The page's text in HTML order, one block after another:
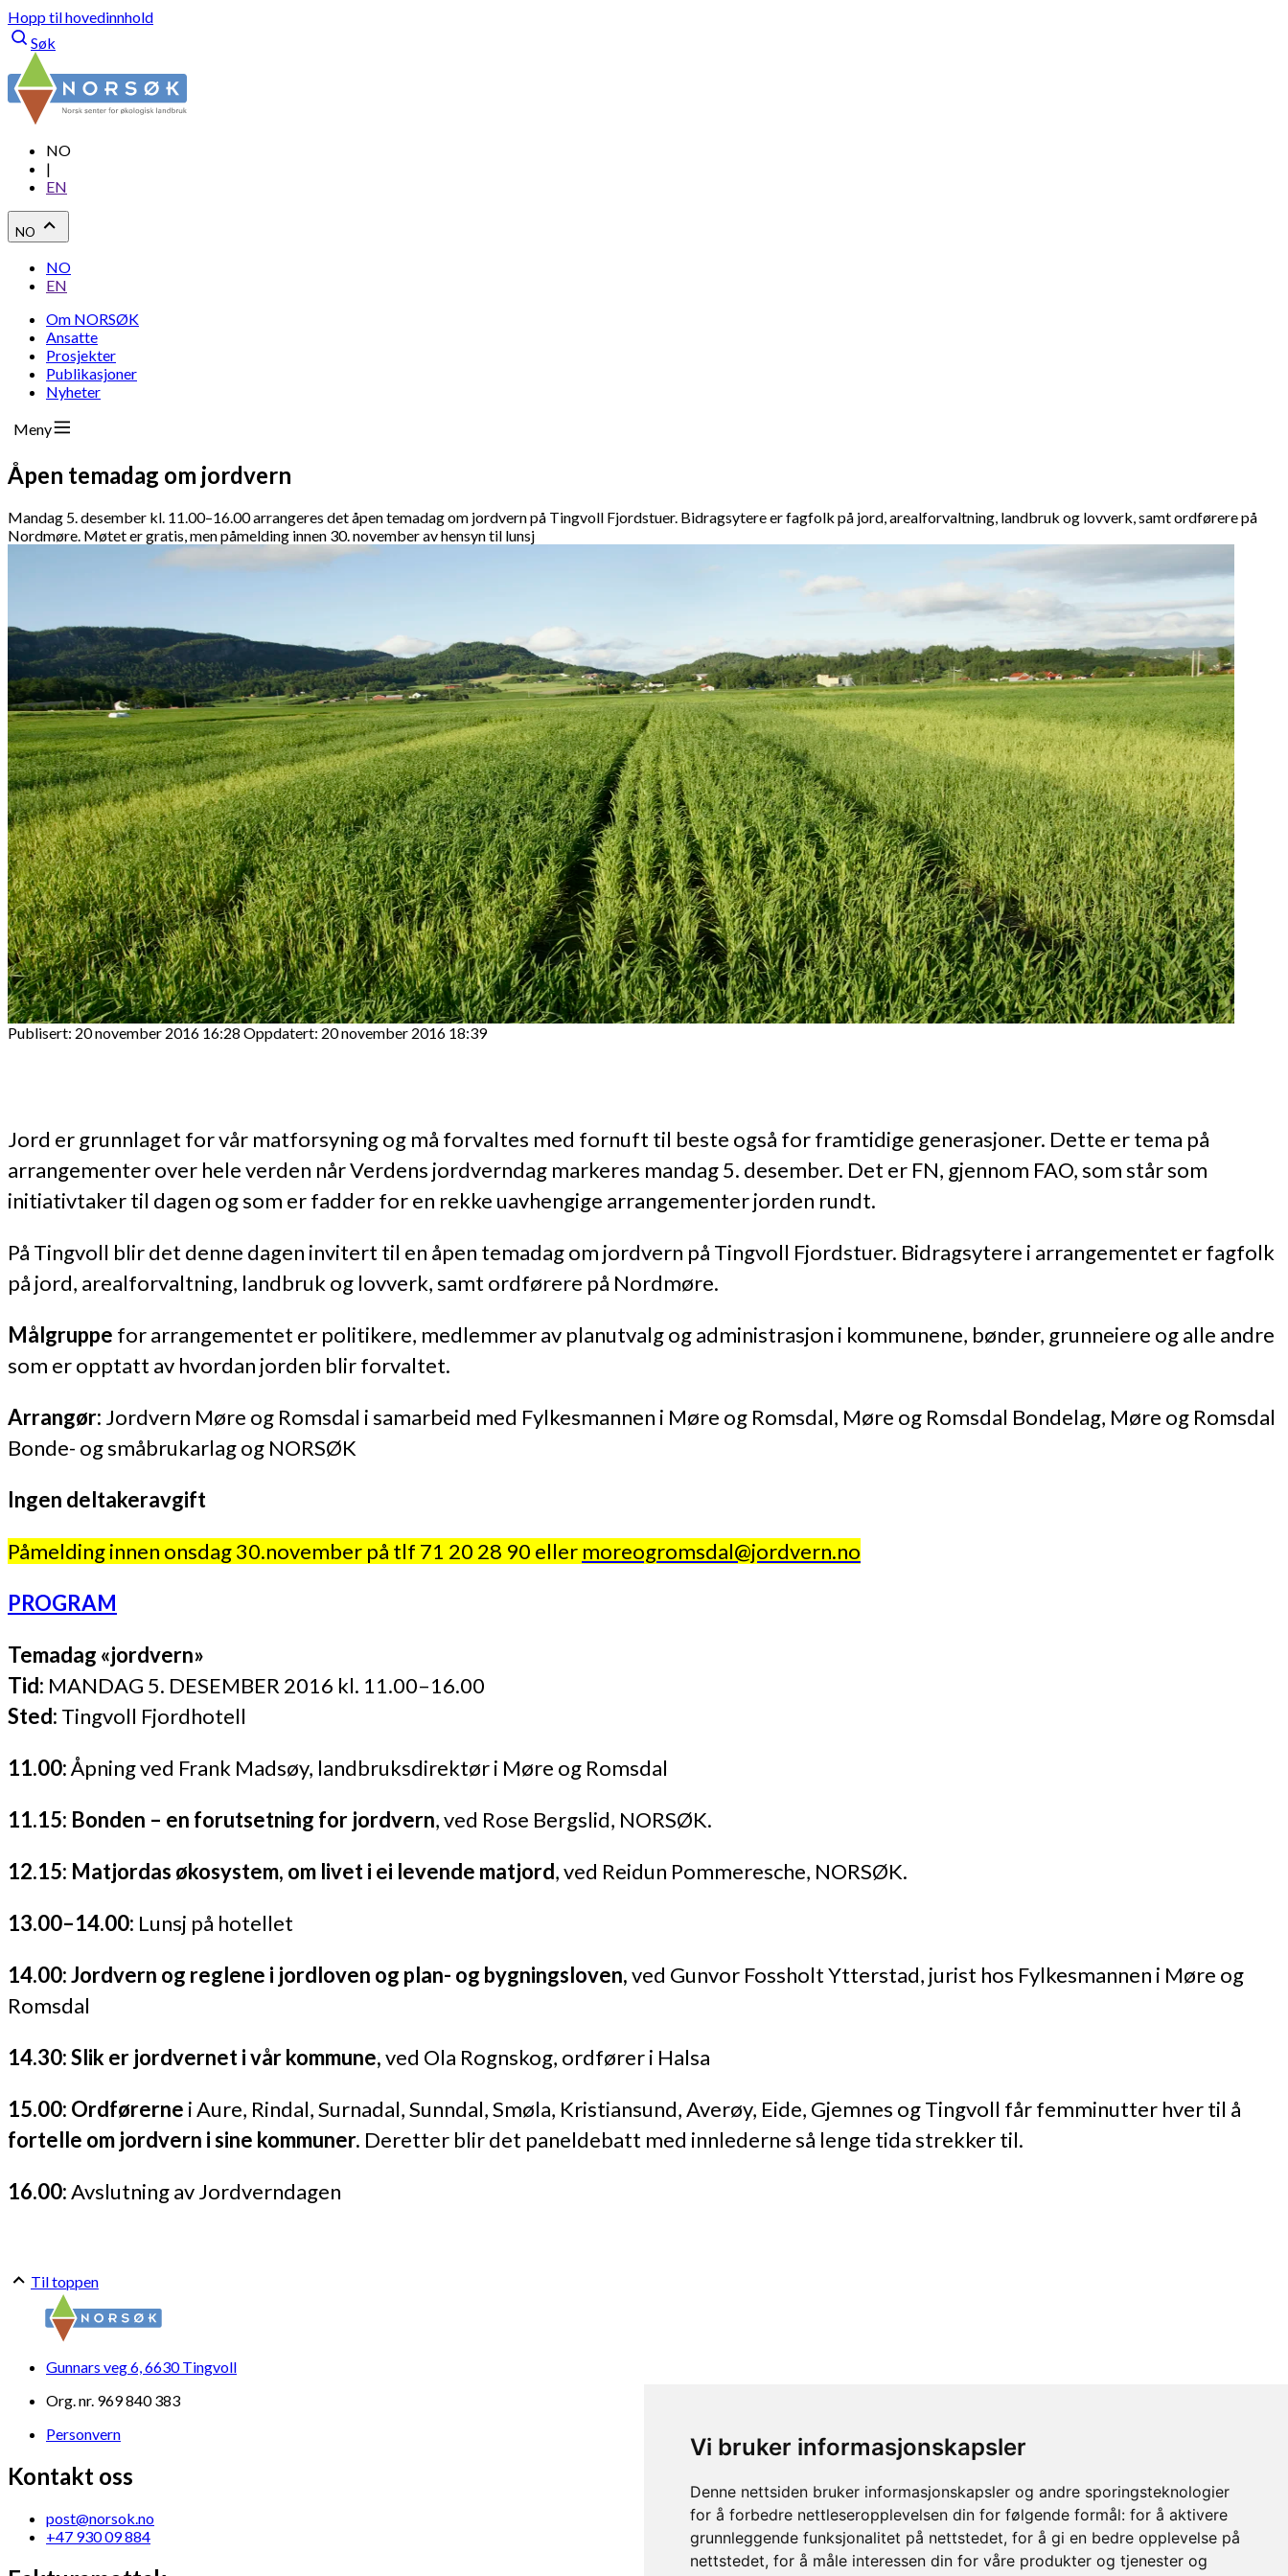
Vi bruker informasjonskapsler
Denne nettsiden bruker informasjonskapsler og andre sporingsteknologier
for å forbedre nettleseropplevelsen din for følgende formål: for å aktivere
grunnleggende funksjonalitet på nettstedet, for å gi en bedre opplevelse på
nettstedet, for å måle interessen din for våre produkter og tjenester og
Hopp til hovedinnhold
Søk
NO
|
EN
NO
NO
EN
Om NORSØK
Ansatte
Prosjekter
Publikasjoner
Nyheter
Meny
Åpen temadag om jordvern
Mandag 5. desember kl. 11.00–16.00 arrangeres det åpen temadag om jordvern på Tingvoll Fjordstuer. Bidragsytere er fagfolk på jord, arealforvaltning, landbruk og lovverk, samt ordførere på
Nordmøre. Møtet er gratis, men påmelding innen 30. november av hensyn til lunsj
Publisert: 20 november 2016 16:28 Oppdatert: 20 november 2016 18:39
Jord er grunnlaget for vår matforsyning og må forvaltes med fornuft til beste også for framtidige generasjoner. Dette er tema på
arrangementer over hele verden når Verdens jordverndag markeres mandag 5. desember. Det er FN, gjennom FAO, som står som
initiativtaker til dagen og som er fadder for en rekke uavhengige arrangementer jorden rundt.
På Tingvoll blir det denne dagen invitert til en åpen temadag om jordvern på Tingvoll Fjordstuer. Bidragsytere i arrangementet er fagfolk
på jord, arealforvaltning, landbruk og lovverk, samt ordførere på Nordmøre.
Målgruppe for arrangementet er politikere, medlemmer av planutvalg og administrasjon i kommunene, bønder, grunneiere og alle andre
som er opptatt av hvordan jorden blir forvaltet.
Arrangør: Jordvern Møre og Romsdal i samarbeid med Fylkesmannen i Møre og Romsdal, Møre og Romsdal Bondelag, Møre og Romsdal
Bonde- og småbrukarlag og NORSØK
Ingen deltakeravgift
Påmelding innen onsdag 30.november på tlf 71 20 28 90 eller moreogromsdal@jordvern.no
PROGRAM
Temadag «jordvern»
Tid: MANDAG 5. DESEMBER 2016 kl. 11.00–16.00
Sted: Tingvoll Fjordhotell
11.00:Åpning ved Frank Madsøy, landbruksdirektør i Møre og Romsdal
11.15: Bonden – en forutsetning for jordvern, ved Rose Bergslid, NORSØK.
12.15: Matjordas økosystem, om livet i ei levende matjord, ved Reidun Pommeresche, NORSØK.
13.00–14.00: Lunsj på hotellet
14.00:Jordvern og reglene i jordloven og plan- og bygningsloven,ved Gunvor Fossholt Ytterstad, jurist hos Fylkesmannen i Møre og
Romsdal
14.30:Slik er jordvernet i vår kommune,ved Ola Rognskog, ordfører i Halsa
15.00: Ordførerne i Aure, Rindal, Surnadal, Sunndal, Smøla, Kristiansund, Averøy, Eide, Gjemnes og Tingvoll får femminutter hver til å
fortelle om jordvern i sine kommuner. Deretter blir det paneldebatt med innlederne så lenge tida strekker til.
16.00:Avslutning av Jordverndagen
Til toppen
Gunnars veg 6, 6630 Tingvoll
Org. nr. 969 840 383
Personvern
Kontakt oss
post@norsok.no
+47 930 09 884